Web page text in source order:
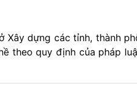
Xây dựng các tỉnh, thành
theo quy định của pháp